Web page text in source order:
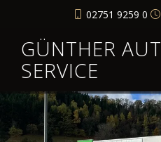
02751 9259 0
GÜNTHER
SERVICE